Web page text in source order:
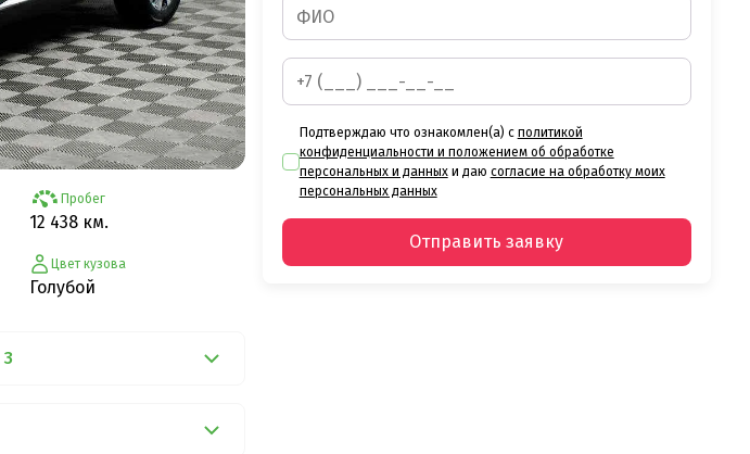
Пробег
12 438 км.
Цвет кузова
Голубой
3
Подтверждаю что ознакомлен(а) с политикой
конфиденциальности и положением об обработке
персональных и данныхи даю согласие на обработку моих
персональных данных
Отправить заявку